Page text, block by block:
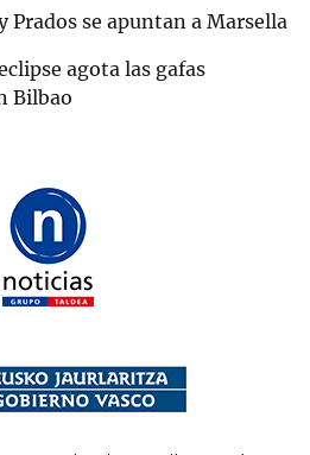
Prados se apuntan a Marsella
agota las gafas
Bilbao